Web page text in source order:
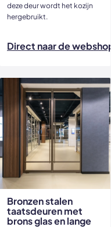
deze deur wordt het kozijn
hergebruikt.
Direct naar de webshop
Bronzen stalen
taatsdeuren met
brons glas en lange